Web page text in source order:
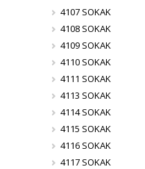
4107 SOKAK
4108 SOKAK
4109 SOKAK
4110 SOKAK
4111 SOKAK
4113 SOKAK
4114 SOKAK
4115 SOKAK
4116 SOKAK
4117 SOKAK